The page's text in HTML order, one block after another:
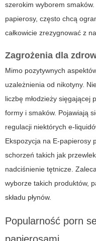
szerokim wyborem
papierosy, często chcą
całkowicie zrezygnować z
Zagrożenia dla
Mimo pozytywnych
uzależnienia od nikotyny.
liczbę młodzieży sięgającej
formy i smaków. Pojawiają
regulacji niektórych e-
Ekspozycja na E-papierosy
schorzeń takich jak
nadciśnienie tętnicze.
wyborze takich produktów,
składu płynów.
Popularność porn